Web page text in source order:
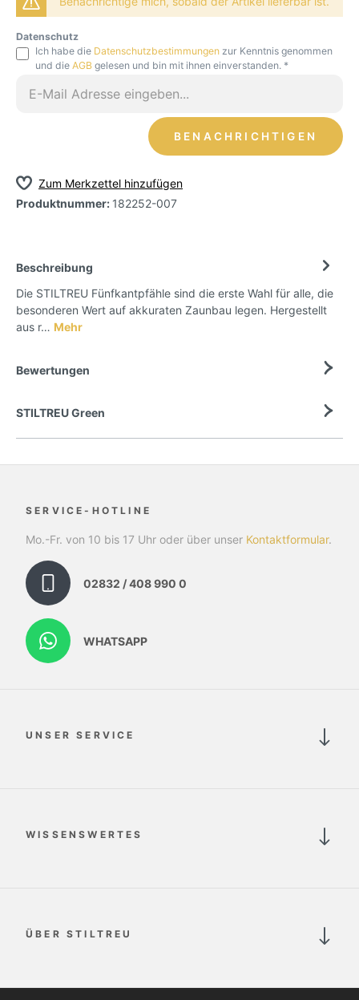
Datenschutz
Ich habe die Datenschutzbestimmungen zur Kenntnis genommen
und die AGB gelesen und bin mit ihnen einverstanden. *
BENACHRICHTIGEN
Zum Merkzettel hinzufügen
Produktnummer: 182252-007
Beschreibung
Die STILTREU Fünfkantpfähle sind die erste Wahl für alle, die
besonderen Wert auf akkuraten Zaunbau legen. Hergestellt
aus r… Mehr
Bewertungen
STILTREU Green
SERVICE-HOTLINE
Mo.-Fr. von 10 bis 17 Uhr oder über unser Kontaktformular.
02832 / 408 990 0
WHATSAPP
UNSER SERVICE
WISSENSWERTES
ÜBER STILTREU